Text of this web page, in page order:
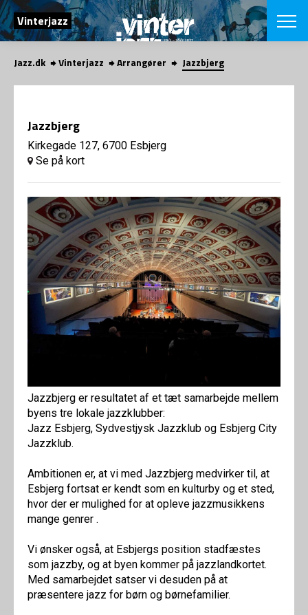
SØG
Vinterjazz
App
App
Presse/
Om
Om
Kontakt
Om fonden
Om
SHOP
Jazz.dk Vinterjazz Arrangører Jazzbjerg
Jazzbjerg
Kirkegade 127, 6700 Esbjerg
Se på kort
Jazzbjerg er resultatet af et tæt samarbejde mellem
byens tre lokale jazzklubber:
Jazz Esbjerg, Sydvestjysk Jazzklub og Esbjerg City
Jazzklub.
Ambitionen er, at vi med Jazzbjerg medvirker til, at
Esbjerg fortsat er kendt som en kulturby og et sted,
hvor der er mulighed for at opleve jazzmusikkens
mange genrer .
Vi ønsker også, at Esbjergs position stadfæstes
som jazzby, og at byen kommer på jazzlandkortet.
Med samarbejdet satser vi desuden på at
præsentere jazz for børn og børnefamilier.